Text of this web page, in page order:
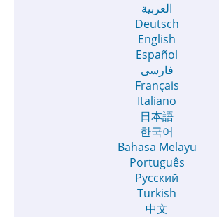
العربية
Deutsch
English
Español
فارسی
Français
Italiano
日本語
한국어
Bahasa Melayu
Português
Русский
Turkish
中文